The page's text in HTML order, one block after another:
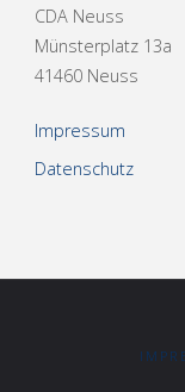
CDA Neuss
Münsterplatz 13a
41460 Neuss
Impressum
Datenschutz